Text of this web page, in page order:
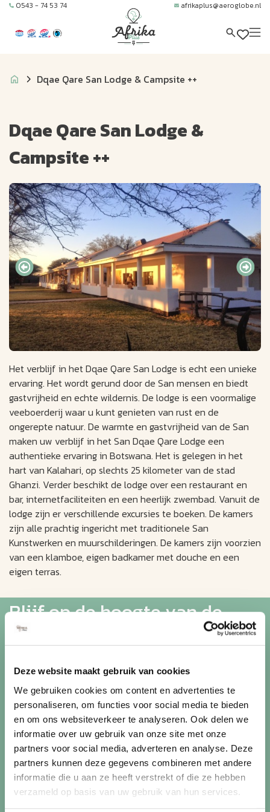
Deze website maakt gebruik van cookies
We gebruiken cookies om content en advertenties te
personaliseren, om functies voor social media te bieden
en om ons websiteverkeer te analyseren. Ook delen we
informatie over uw gebruik van onze site met onze
partners voor social media, adverteren en analyse. Deze
partners kunnen deze gegevens combineren met andere
informatie die u aan ze heeft verstrekt of die ze hebben
verzameld op basis van uw gebruik van hun services.
0543 - 74 53 74 afrikaplus@aeroglobe.nl
Dqae Qare San Lodge & Campsite ++
Dqae Qare San Lodge &
Campsite ++
Het verblijf in het Dqae Qare San Lodge is echt een unieke
ervaring. Het wordt gerund door de San mensen en biedt
gastvrijheid en echte wildernis. De lodge is een voormalige
veeboerderij waar u kunt genieten van rust en de
ongerepte natuur. De warmte en gastvrijheid van de San
maken uw verblijf in het San Dqae Qare Lodge een
authentieke ervaring in Botswana. Het is gelegen in het
hart van Kalahari, op slechts 25 kilometer van de stad
Ghanzi. Verder beschikt de lodge over een restaurant en
bar, internetfaciliteiten en een heerlijk zwembad. Vanuit de
lodge zijn er verschillende excursies te boeken. De kamers
zijn alle prachtig ingericht met traditionele San
Kunstwerken en muurschilderingen. De kamers zijn voorzien
van een klamboe, eigen badkamer met douche en een
eigen terras.
Blijf op de hoogte van de
mooiste reizen
Ontvang circa 1 maal per maand onze nieuwsbrief met de
laatste aanbiedingen. U kunt zich elk moment weer
uitschrijven via de afmeldlink in de nieuwsbrief.
Aanmelden
Lees in onsprivacybeleidhoe wij zorgvuldig omgaan met uw
gegevens.